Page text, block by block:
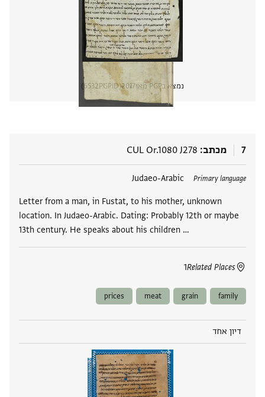
נמצא בPGP מאז 2017
PGPID
6532
7 מכתב CUL Or.1080 J278
Primary language
Judaeo-Arabic
Letter from a man, in Fustat, to his mother, unknown
location. In Judaeo-Arabic. Dating: Probably 12th or maybe
13th century. He speaks about his children …
Related Places
1
תגים
family
grain
meat
prices
דיון אחד